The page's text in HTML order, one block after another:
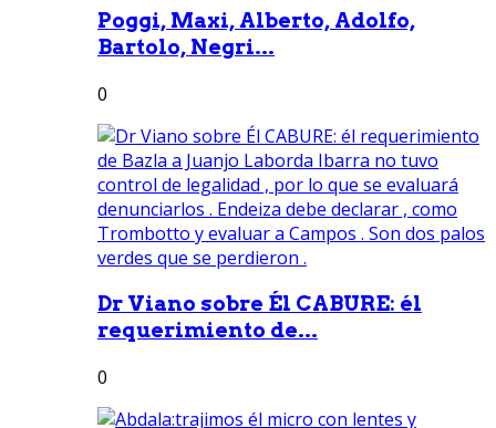
Poggi, Maxi, Alberto, Adolfo,
Bartolo, Negri...
0
Dr Viano sobre Él CABURE: él
requerimiento de...
0